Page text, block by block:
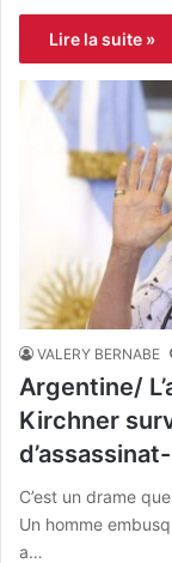
Lire la suite »
VALERY BERNABE
Argentine/
Kirchner
C’est un drame
Un homme
a…